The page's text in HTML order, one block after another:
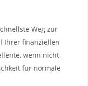
Weg zur
Ihrer finanziellen
wenn nicht
für normale